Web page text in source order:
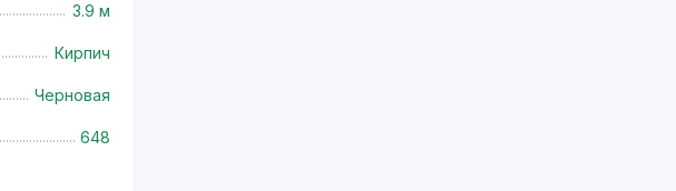
3.9 м
Кирпич
Черновая
648